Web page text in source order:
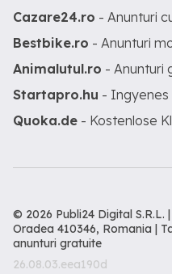
Cazare24.ro - Anunturi
Bestbike.ro - Anunturi
Animalutul.ro - Anunturi
Startapro.hu - Ingyenes
Quoka.de - Kostenlose
© 2026 Publi24 Digital S.R.L.
Oradea 410346, Romania |
anunturi gratuite
26.08.03.eea190d